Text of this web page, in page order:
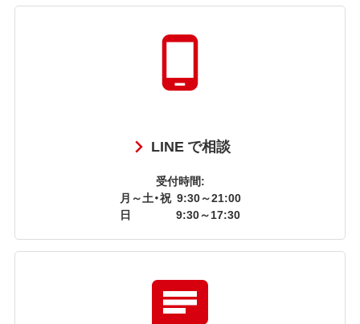
LINE で相談
受付時間:
月～土・祝 9:30～21:00
日
9:30～17:30